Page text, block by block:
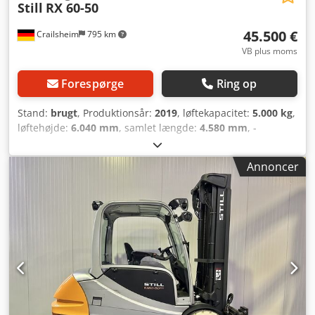
Crailsheim 795 km
Still RX 60-50
45.500 €
VB plus moms
Forespørge Ring op
Stand: brugt, Produktionsår: 2019, løftekapacitet: 5.000 kg,
løftehøjde: 6.040 mm, samlet længde: 4.580 mm, -
Betjening sæde - Løftekapacitet 5,0 t - Lastcenter 535 mm -
Akselbelastning foran med last 11.547 kg - Akselbelastning
bag med last 1.154 kg - Akselbelastning foran uden last
3.845 kg - Akselbelastning bag uden last 3.866 kg - Dæk SE
- Hjul, antal foran (x = trukket) 2x - Hjul, antal bag (x =
trukket) 2 - Sporvidde foran mm 1.104 - Sporvidde bag mm
920 - Mast-/gaflholder tilt, fremad ° 3 - Mast-/gaflholder
tilt, bagud ° 6 - Koblingshøjde mm 546/421 -
Arbejdsgangsbredde med palle 1000 x 1200 tvær mm
4.284 - Arbejdsgangsbredde med palle 800 x 1200 længde
- Venderadius 2.549 mm - Mindste drejepunkt 638 mm -
Kørehastighed med last km/t 18 - Kørehastighed uden last
Annoncer